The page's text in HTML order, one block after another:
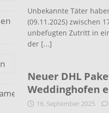
Unbekannte Täter
(09.11.2025) zwischen
unbefugten Zutritt in
der [...]
Neuer DHL
Weddinghofen
16. September 2025